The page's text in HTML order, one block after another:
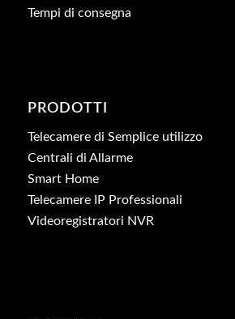
Tempi di consegna
PRODOTTI
Telecamere di Semplice utilizzo
Centrali di Allarme
Smart Home
Telecamere IP Professionali
Videoregistratori NVR